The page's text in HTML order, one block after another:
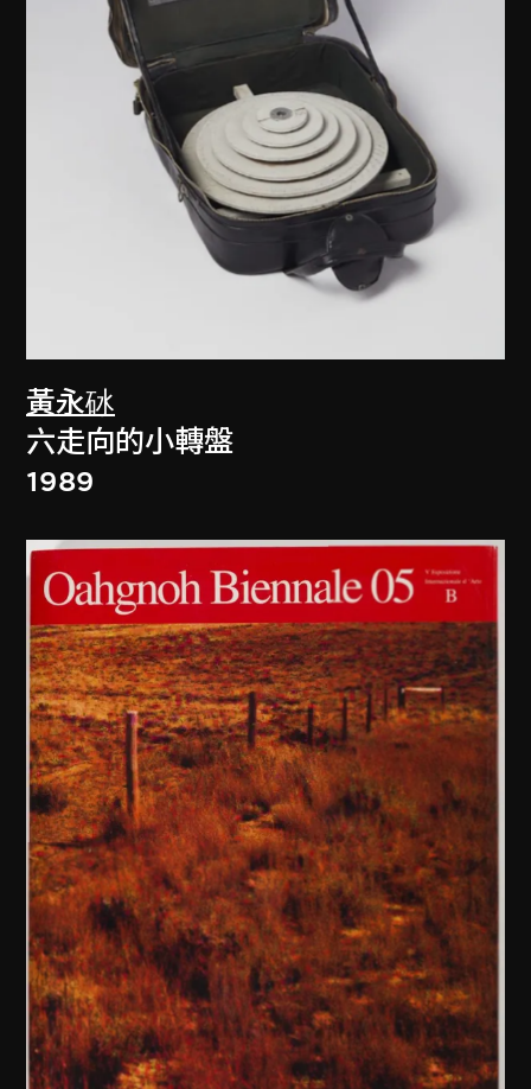
黃永砅
六走向的小轉盤
1989